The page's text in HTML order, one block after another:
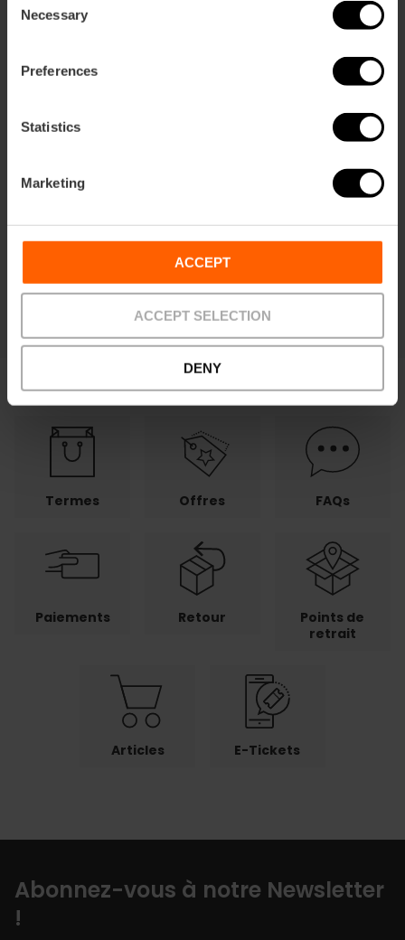
Selection
Necessary
Preferences
Statistics
Marketing
ACCEPT
ACCEPT SELECTION
DENY
apprenez à cuisiner à notre façon
Durée: 2h 30m
À partir de62,00 €
Termes Offres FAQs
Paiements Retour
Points de
retrait
Articles E-Tickets
Abonnez-vous à notre Newsletter
!